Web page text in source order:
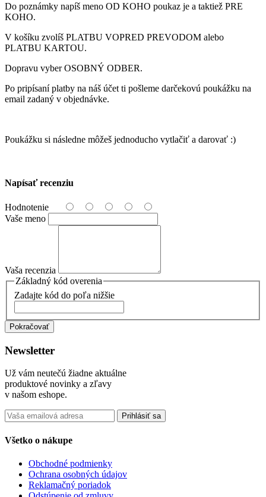
Do poznámky napíš meno OD KOHO poukaz je a taktiež PRE
KOHO.
V košíku zvolíš PLATBU VOPRED PREVODOM alebo
PLATBU KARTOU.
Dopravu vyber OSOBNÝ ODBER.
Po pripísaní platby na náš účet ti pošleme darčekovú poukážku na
email zadaný v objednávke.
Poukážku si následne môžeš jednoducho vytlačiť a darovať :)
Napísať recenziu
Hodnotenie
Vaše meno
Vaša recenzia
Základný kód overenia
Zadajte kód do poľa nižšie
Pokračovať
Newsletter
Už vám neutečú žiadne aktuálne
produktové novinky a zľavy
v našom eshope.
Prihlásiť sa
Všetko o nákupe
Obchodné podmienky
Ochrana osobných údajov
Reklamačný poriadok